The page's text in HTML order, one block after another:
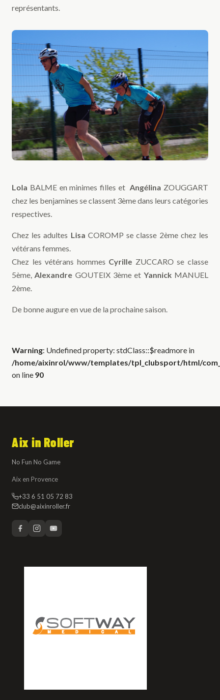
représentants.
Lola BALME en minimes filles etAngélina ZOUGGART
chez les benjamines se classent 3ème dans leurs catégories
respectives.
Chez les adultes Lisa COROMP se classe 2ème chez les
vétérans femmes.
Chez les vétérans hommes Cyrille ZUCCARO se classe
5ème,Alexandre GOUTEIX 3ème et Yannick MANUEL
2ème.
De bonne augure en vue de la prochaine saison.
Warning: Undefined property: stdClass::$readmore in
/home/aixinrol/www/templates/tpl_clubsport/html/
on line 90
Aix in Roller
No Fun No Game
Aix en Provence
+33 6 51 05 72 83
club@aixinroller.fr